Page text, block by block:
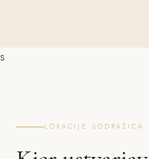
s
LOKACIJE SODRAŽICA